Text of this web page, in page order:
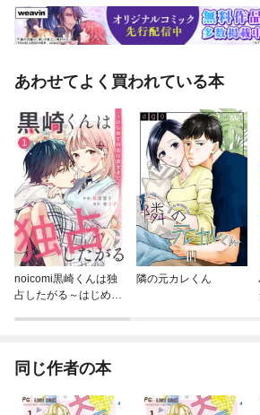
あわせてよく買われている本
noicomi黒崎くんは独
占したがる～はじめて
隣の元カレくん
同じ作者の本